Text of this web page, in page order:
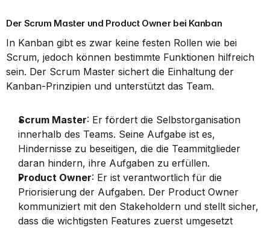
Der Scrum Master und Product Owner bei Kanban
In Kanban gibt es zwar keine festen Rollen wie bei
Scrum, jedoch können bestimmte Funktionen hilfreich
sein. Der Scrum Master sichert die Einhaltung der
Kanban-Prinzipien und unterstützt das Team.
Scrum Master: Er fördert die Selbstorganisation
innerhalb des Teams. Seine Aufgabe ist es,
Hindernisse zu beseitigen, die die Teammitglieder
daran hindern, ihre Aufgaben zu erfüllen.
Product Owner: Er ist verantwortlich für die
Priorisierung der Aufgaben. Der Product Owner
kommuniziert mit den Stakeholdern und stellt sicher,
dass die wichtigsten Features zuerst umgesetzt